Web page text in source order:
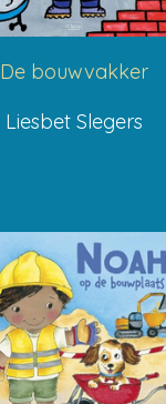
De bouwvakker
Liesbet Slegers